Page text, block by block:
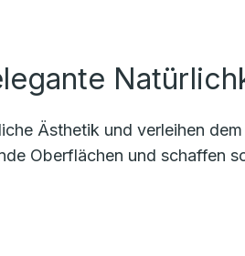
Ästhetik und verleihen
Oberflächen und schaffen